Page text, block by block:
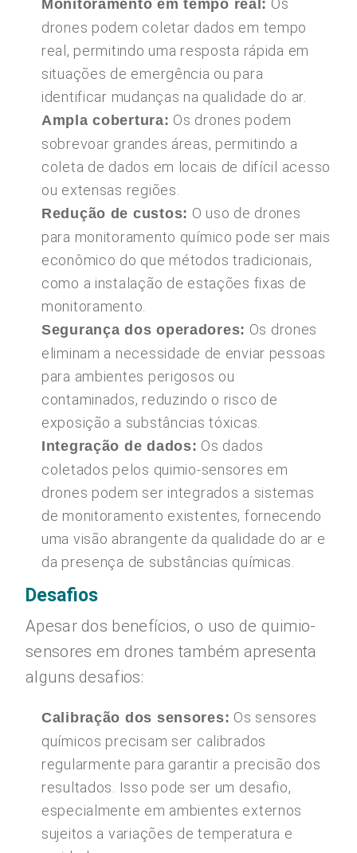
Monitoramento em tempo real: Os
drones podem coletar dados em tempo
real, permitindo uma resposta rápida em
situações de emergência ou para
identificar mudanças na qualidade do ar.
Ampla cobertura: Os drones podem
sobrevoar grandes áreas, permitindo a
coleta de dados em locais de difícil acesso
ou extensas regiões.
Redução de custos: O uso de drones
para monitoramento químico pode ser mais
econômico do que métodos tradicionais,
como a instalação de estações fixas de
monitoramento.
Segurança dos operadores: Os drones
eliminam a necessidade de enviar pessoas
para ambientes perigosos ou
contaminados, reduzindo o risco de
exposição a substâncias tóxicas.
Integração de dados: Os dados
coletados pelos quimio-sensores em
drones podem ser integrados a sistemas
de monitoramento existentes, fornecendo
uma visão abrangente da qualidade do ar e
da presença de substâncias químicas.
Desafios
Apesar dos benefícios, o uso de quimio-
sensores em drones também apresenta
alguns desafios:
Calibração dos sensores: Os sensores
químicos precisam ser calibrados
regularmente para garantir a precisão dos
resultados. Isso pode ser um desafio,
especialmente em ambientes externos
sujeitos a variações de temperatura e